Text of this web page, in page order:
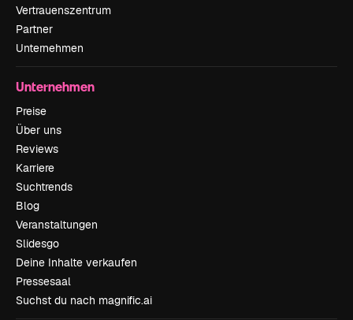
Vertrauenszentrum
Partner
Unternehmen
Unternehmen
Preise
Über uns
Reviews
Karriere
Suchtrends
Blog
Veranstaltungen
Slidesgo
Deine Inhalte verkaufen
Pressesaal
Suchst du nach magnific.ai